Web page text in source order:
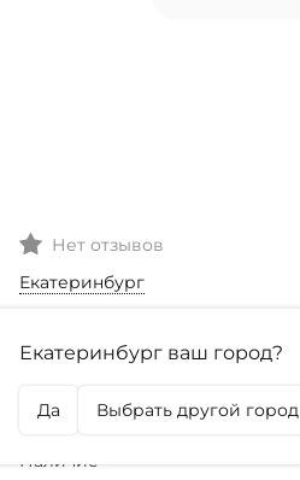
Нет отзывов
Екатеринбург
Екатеринбург ваш город?
Да Выбрать другой город
550,99₽
Наличие